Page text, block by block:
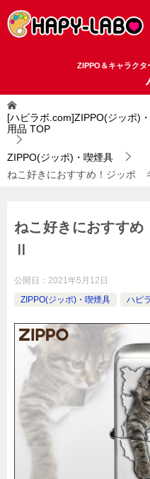
ZIPPO＆キャラクタ
[ハピラボ.com]ZIPPO(ジッポ)
用品 TOP
ZIPPO(ジッポ)・喫煙具
ねこ好きにおすすめ！ジッポ
ねこ好きにおすす
公開日： 2021年5月12日
ZIPPO(ジッポ)・喫煙具
ハピ